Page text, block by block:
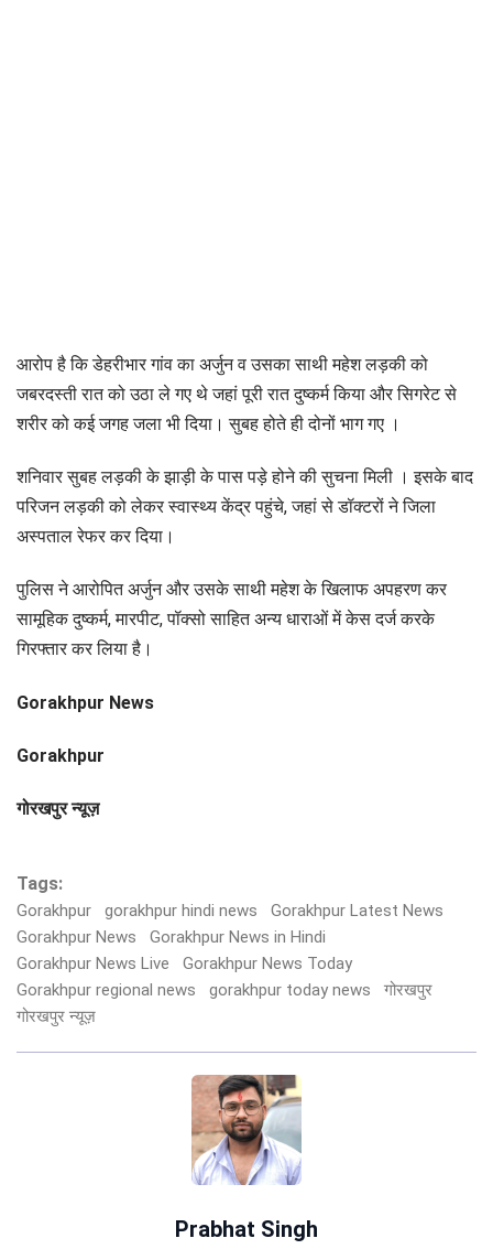
आरोप है कि डेहरीभार गांव का अर्जुन व उसका साथी महेश लड़की को
जबरदस्ती रात को उठा ले गए थे जहां पूरी रात दुष्कर्म किया और सिगरेट से
शरीर को कई जगह जला भी दिया। सुबह होते ही दोनों भाग गए ।
शनिवार सुबह लड़की के झाड़ी के पास पड़े होने की सुचना मिली । इसके बाद
परिजन लड़की को लेकर स्वास्थ्य केंद्र पहुंचे, जहां से डॉक्टरों ने जिला
अस्पताल रेफर कर दिया।
पुलिस ने आरोपित अर्जुन और उसके साथी महेश के खिलाफ अपहरण कर
सामूहिक दुष्कर्म, मारपीट, पॉक्सो साहित अन्य धाराओं में केस दर्ज करके
गिरफ्तार कर लिया है।
Gorakhpur News
Gorakhpur
गोरखपुर न्यूज़
Tags:
Gorakhpur gorakhpur hindi news
Gorakhpur Latest News
Gorakhpur News
Gorakhpur News in Hindi
Gorakhpur News Live
Gorakhpur News Today
Gorakhpur regional news
gorakhpur today news
गोरखपुर
गोरखपुर न्यूज़
Prabhat Singh